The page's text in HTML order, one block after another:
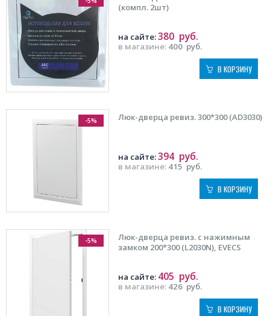
(компл. 2шт)
в магазине: 400 руб.
на сайте:380 руб.
В КОРЗИНУ
-5% Люк-дверца ревиз. 300*300 (AD3030)
в магазине: 415 руб.
на сайте:394 руб.
В КОРЗИНУ
-5%
Люк-дверца ревиз. с нажимным
замком 200*300 (L2030N), EVECS
в магазине: 426 руб.
на сайте: 405 руб.
В КОРЗИНУ